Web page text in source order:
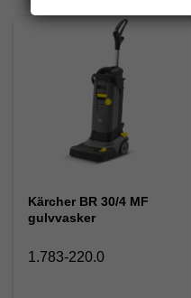
Kärcher BR 30/4 MF
gulvvasker
1.783-220.0